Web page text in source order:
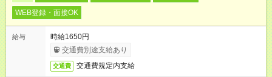
WEB登録・面接OK
給与
時給1650円
交通費別途支給あり
交通費 交通費規定内支給